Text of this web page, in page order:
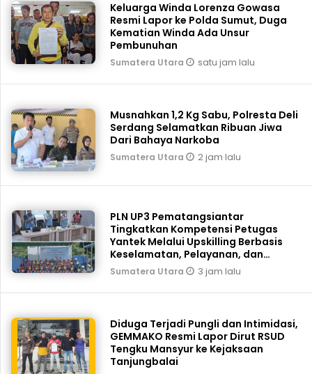
Keluarga Winda Lorenza Gowasa
Resmi Lapor ke Polda Sumut, Duga
Kematian Winda Ada Unsur
Pembunuhan
Sumatera Utara satu jam lalu
Musnahkan 1,2 Kg Sabu, Polresta Deli
Serdang Selamatkan Ribuan Jiwa
Dari Bahaya Narkoba
Sumatera Utara 2 jam lalu
PLN UP3 Pematangsiantar
Tingkatkan Kompetensi Petugas
Yantek Melalui Upskilling Berbasis
Keselamatan, Pelayanan, dan
Keandalan
Sumatera Utara 3 jam lalu
Diduga Terjadi Pungli dan Intimidasi,
GEMMAKO Resmi Lapor Dirut RSUD
Tengku Mansyur ke Kejaksaan
Tanjungbalai